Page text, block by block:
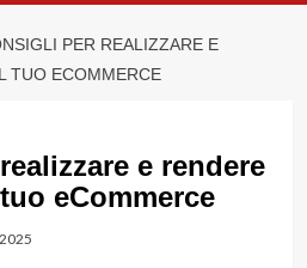
PER REALIZZARE E
TUO ECOMMERCE
e rendere
eCommerce